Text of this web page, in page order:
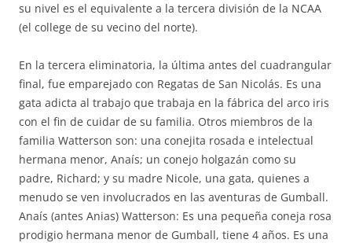
su nivel es el equivalente a la tercera división de la NCAA
(el college de su vecino del norte).
En la tercera eliminatoria, la última antes del cuadrangular
final, fue emparejado con Regatas de San Nicolás. Es una
gata adicta al trabajo que trabaja en la fábrica del arco iris
con el fin de cuidar de su familia. Otros miembros de la
familia Watterson son: una conejita rosada e intelectual
hermana menor, Anaís; un conejo holgazán como su
padre, Richard; y su madre Nicole, una gata, quienes a
menudo se ven involucrados en las aventuras de Gumball.
Anaís (antes Anias) Watterson: Es una pequeña coneja rosa
prodigio hermana menor de Gumball, tiene 4 años. Es una